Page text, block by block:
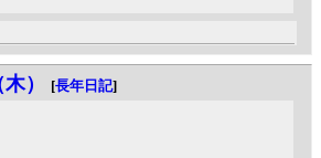
） [長年日記]